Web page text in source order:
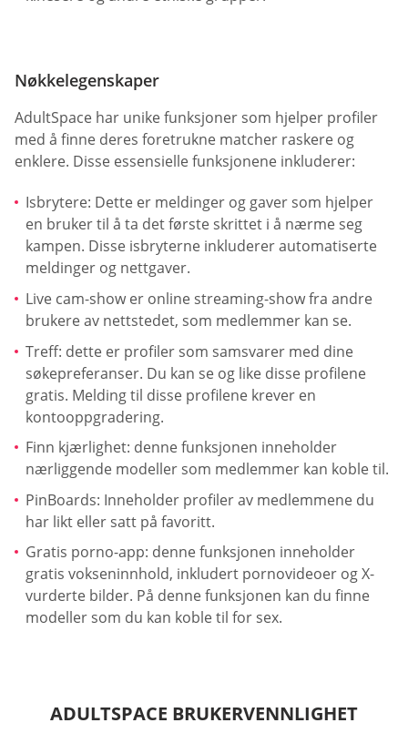
Nøkkelegenskaper
AdultSpace har unike funksjoner som hjelper profiler
med å finne deres foretrukne matcher raskere og
enklere. Disse essensielle funksjonene inkluderer:
Isbrytere: Dette er meldinger og gaver som hjelper
en bruker til å ta det første skrittet i å nærme seg
kampen. Disse isbryterne inkluderer automatiserte
meldinger og nettgaver.
Live cam-show er online streaming-show fra andre
brukere av nettstedet, som medlemmer kan se.
Treff: dette er profiler som samsvarer med dine
søkepreferanser. Du kan se og like disse profilene
gratis. Melding til disse profilene krever en
kontooppgradering.
Finn kjærlighet: denne funksjonen inneholder
nærliggende modeller som medlemmer kan koble til.
PinBoards: Inneholder profiler av medlemmene du
har likt eller satt på favoritt.
Gratis porno-app: denne funksjonen inneholder
gratis vokseninnhold, inkludert pornovideoer og X-
vurderte bilder. På denne funksjonen kan du finne
modeller som du kan koble til for sex.
ADULTSPACE BRUKERVENNLIGHET